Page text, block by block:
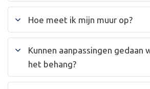
Hoe meet ik mijn muur op?
Kunnen aanpassingen gedaan
het behang?